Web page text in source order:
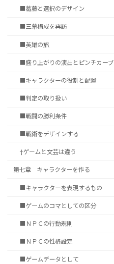
■葛藤と選択のデザイン
■三幕構成を再訪
■英雄の旅
■盛り上がりの演出とピンチカーブ
■キャラクターの役割と配置
■判定の取り扱い
■戦闘の勝利条件
■戦術をデザインする
†ゲームと文芸は違う
第七章 キャラクターを作る
■キャラクターを表現するもの
■ゲームのコマとしての区分
■ＮＰＣの行動規則
■ＮＰＣの性格設定
■ゲームデータとして